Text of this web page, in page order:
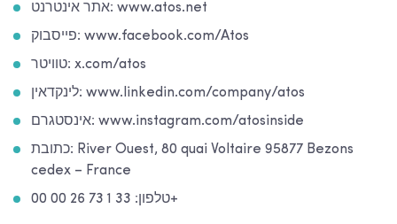
אתר אינטרנט: www.atos.net
פייסבוק: www.facebook.com/Atos
טוויטר: x.com/atos
לינקדאין: www.linkedin.com/company/atos
אינסטגרם: www.instagram.com/atosinside
כתובת: River Ouest, 80 quai Voltaire 95877 Bezons
cedex – France
טלפון: 33 1 73 26 00 00+